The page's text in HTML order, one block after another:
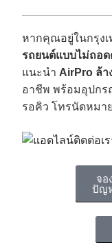
หากคุณอยู่ในกรุงเ
รถยนต์แบบไม่ถอด
แนะนำ AirPro ล้า
อาชีพ พร้อมอุปกร
รอคิว โทรนัดหมา
จอ
ปัญ